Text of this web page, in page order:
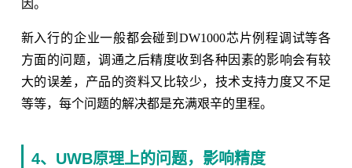
因。
新入行的企业一般都会碰到DW1000芯片例程调试等各
方面的问题，调通之后精度收到各种因素的影响会有较
大的误差，产品的资料又比较少，技术支持力度又不足
等等，每个问题的解决都是充满艰辛的里程。
4、UWB原理上的问题，影响精度